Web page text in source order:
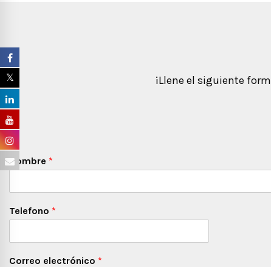
¡Llene el siguiente
Nombre *
Telefono *
Correo electrónico *